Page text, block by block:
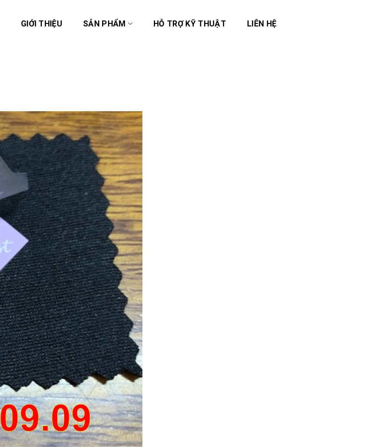
GIỚI THIỆU SẢN PHẨM HỖ TRỢ KỸ THUẬT LIÊN HỆ